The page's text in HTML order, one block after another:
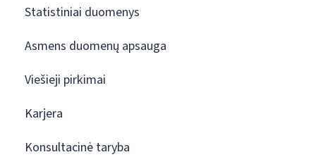
Statistiniai duomenys
Asmens duomenų apsauga
Viešieji pirkimai
Karjera
Konsultacinė taryba